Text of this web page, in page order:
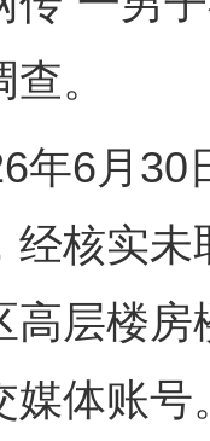
。
6月30
经核实
高层楼
媒体账